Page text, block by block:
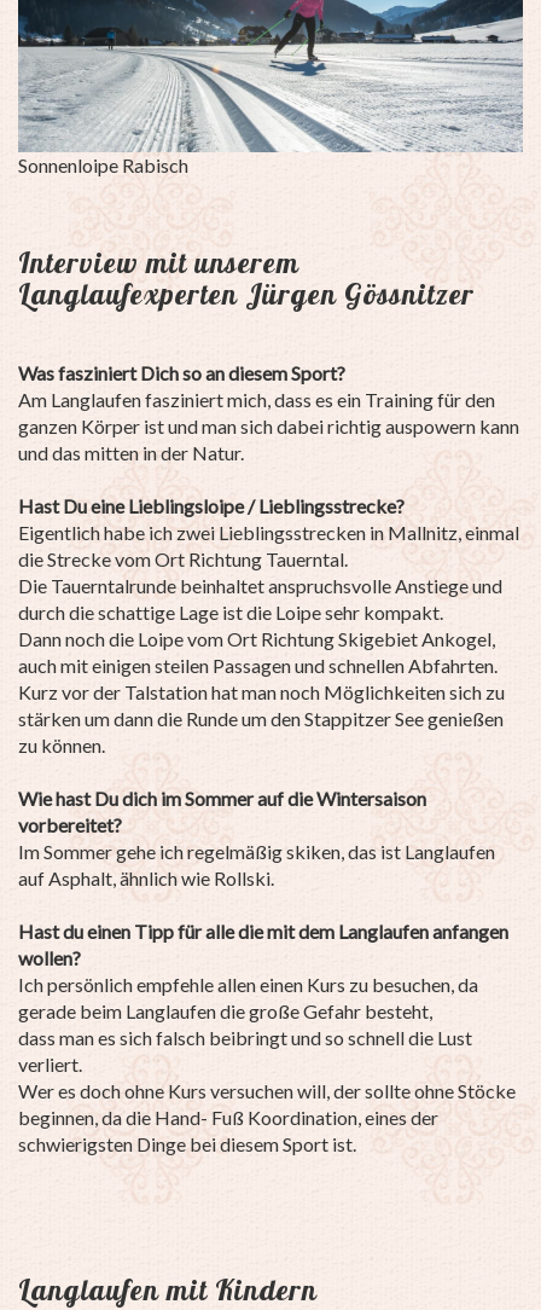
Loipeneinstieg beim Tauernbad Mallnitz
Interview mit unserem
Langlaufexperten Jürgen Gössnitzer
Was fasziniert Dich so an diesem Sport?
Am Langlaufen fasziniert mich, dass es ein Training für den
ganzen Körper ist und man sich dabei richtig auspowern kann
und das mitten in der Natur.
Hast Du eine Lieblingsloipe / Lieblingsstrecke?
Eigentlich habe ich zwei Lieblingsstrecken in Mallnitz, einmal
die Strecke vom Ort Richtung Tauerntal.
Die Tauerntalrunde beinhaltet anspruchsvolle Anstiege und
durch die schattige Lage ist die Loipe sehr kompakt.
Dann noch die Loipe vom Ort Richtung Skigebiet Ankogel,
auch mit einigen steilen Passagen und schnellen Abfahrten.
Kurz vor der Talstation hat man noch Möglichkeiten sich zu
stärken um dann die Runde um den Stappitzer See genießen
zu können.
Wie hast Du dich im Sommer auf die Wintersaison
vorbereitet?
Im Sommer gehe ich regelmäßig skiken, das ist Langlaufen
auf Asphalt, ähnlich wie Rollski.
Hast du einen Tipp für alle die mit dem Langlaufen anfangen
wollen?
Ich persönlich empfehle allen einen Kurs zu besuchen, da
gerade beim Langlaufen die große Gefahr besteht,
dass man es sich falsch beibringt und so schnell die Lust
verliert.
Wer es doch ohne Kurs versuchen will, der sollte ohne Stöcke
beginnen, da die Hand- Fuß Koordination, eines der
schwierigsten Dinge bei diesem Sport ist.
Langlaufen mit Kindern